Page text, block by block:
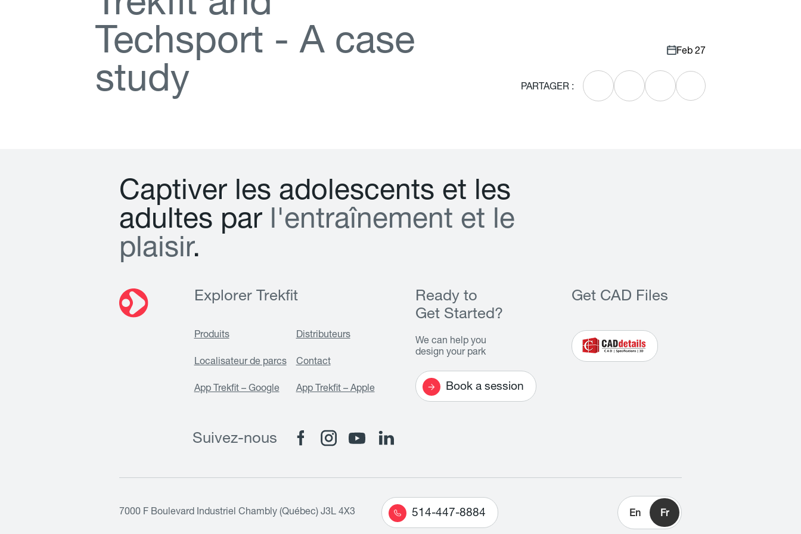
Techsport - A case
study
Feb 27
PARTAGER :
Captiver les adolescents et les
adultes par l'entraînement et le
plaisir.
Explorer Trekfit
Produits Distributeurs
Localisateur de parcs Contact
App Trekfit – Google App Trekfit – Apple
Ready to
Get Started?
We can help you
design your park
Book a session
Get CAD Files
Suivez-nous
7000 F Boulevard Industriel Chambly (Québec) J3L 4X3 514-447-8884 En Fr